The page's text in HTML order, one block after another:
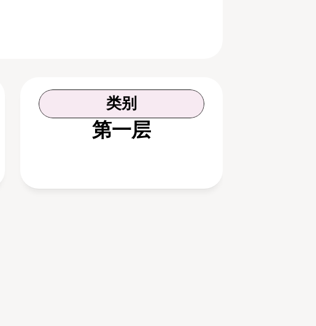
类别
第一层